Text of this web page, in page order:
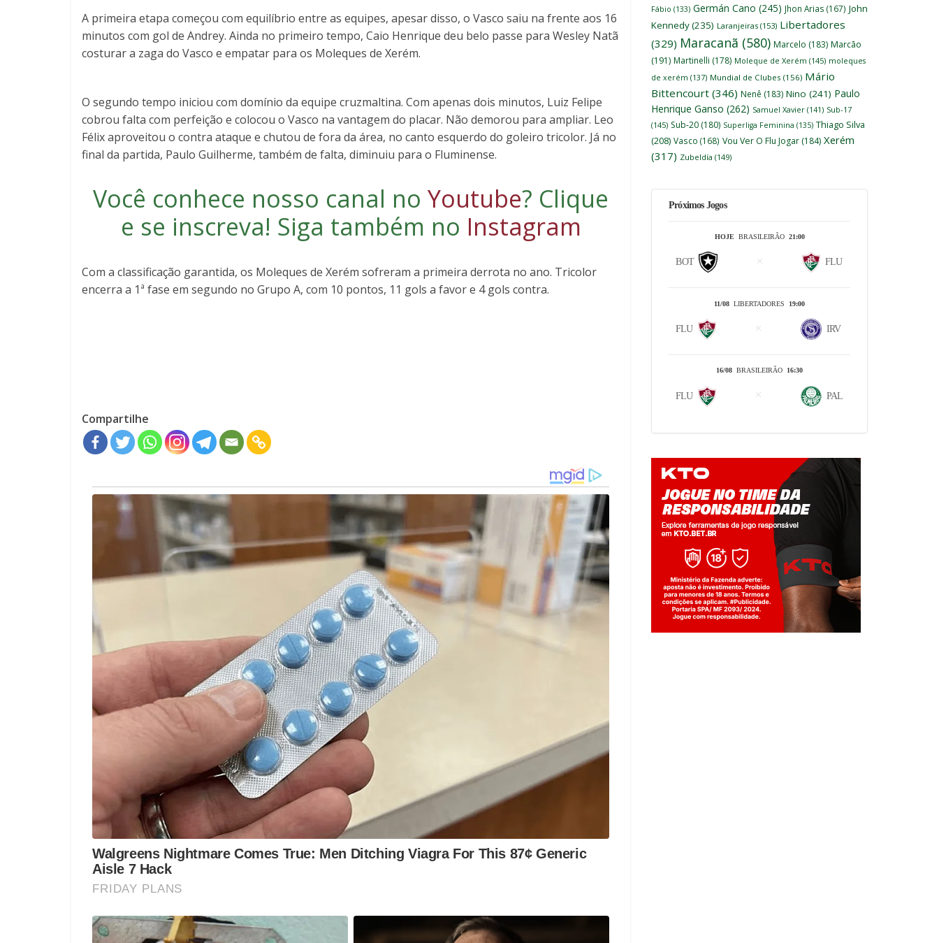
A primeira etapa começou com equilíbrio entre as equipes, apesar disso, o Vasco saiu na frente aos 16
minutos com gol de Andrey. Ainda no primeiro tempo, Caio Henrique deu belo passe para Wesley Natã
costurar a zaga do Vasco e empatar para os Moleques de Xerém.
O segundo tempo iniciou com domínio da equipe cruzmaltina. Com apenas dois minutos, Luiz Felipe
cobrou falta com perfeição e colocou o Vasco na vantagem do placar. Não demorou para ampliar. Leo
Félix aproveitou o contra ataque e chutou de fora da área, no canto esquerdo do goleiro tricolor. Já no
final da partida, Paulo Guilherme, também de falta, diminuiu para o Fluminense.
Você conhece nosso canal no Youtube? Clique
e se inscreva! Siga também no Instagram
Com a classificação garantida, os Moleques de Xerém sofreram a primeira derrota no ano. Tricolor
encerra a 1ª fase em segundo no Grupo A, com 10 pontos, 11 gols a favor e 4 gols contra.
Compartilhe
Fábio (133) Germán Cano (245) Jhon Arias (167) John
Kennedy(235) Laranjeiras (153) Libertadores
(329) Maracanã (580) Marcelo (183) Marcão
(191) Martinelli (178) Moleque de Xerém (145) moleques
de xerém (137) Mundial de Clubes (156) Mário
Bittencourt (346) Nenê (183) Nino (241) Paulo
Henrique Ganso (262) Samuel Xavier (141) Sub-17
(145) Sub-20 (180) Superliga Feminina (135) Thiago Silva
(208) Vasco (168) Vou Ver O Flu Jogar (184) Xerém
(317) Zubeldía (149)
Próximos Jogos
HOJE BRASILEIRÃO 21:00
BOT FLU
11/08 LIBERTADORES 19:00
FLU IRV
16/08 BRASILEIRÃO 16:30
FLU PAL
Jogue com responsabilidade. 18+